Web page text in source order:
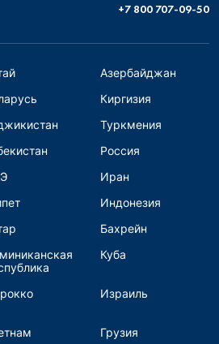
+7 800 707-09-50
Азербайджан
Киргизия
Туркмения
Россия
Иран
Индонезия
Бахрейн
Куба
Израиль
Грузия